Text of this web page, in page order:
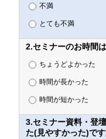
不満
とても不満
2.セミナーのお時間
ちょうどよかった
時間が長かった
時間が短かった
3.セミナー資料・登
た(見やすかった)です